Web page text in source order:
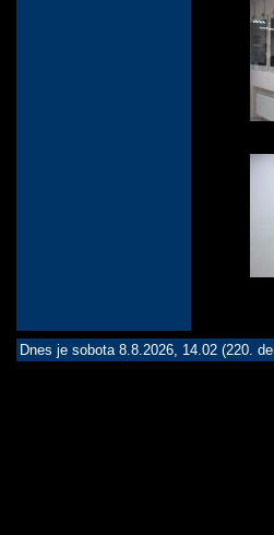
Dnes je sobota 8.8.2026, 14.02 (220.